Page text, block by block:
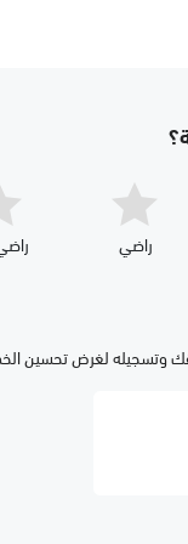
راضي
وتسجيله لغرض تحسين